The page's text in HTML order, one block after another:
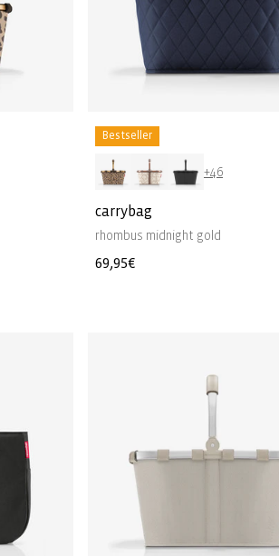
Bestseller
+46
carrybag
rhombus midnight gold
Normale
69,95€